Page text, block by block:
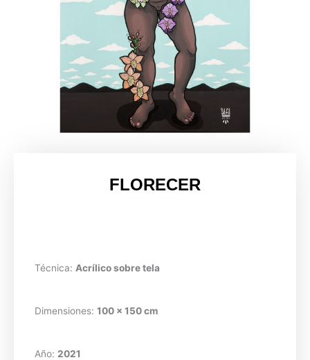
FLORECER
Técnica: Acrílico sobre tela
Dimensiones: 100 x 150 cm
Año: 2021